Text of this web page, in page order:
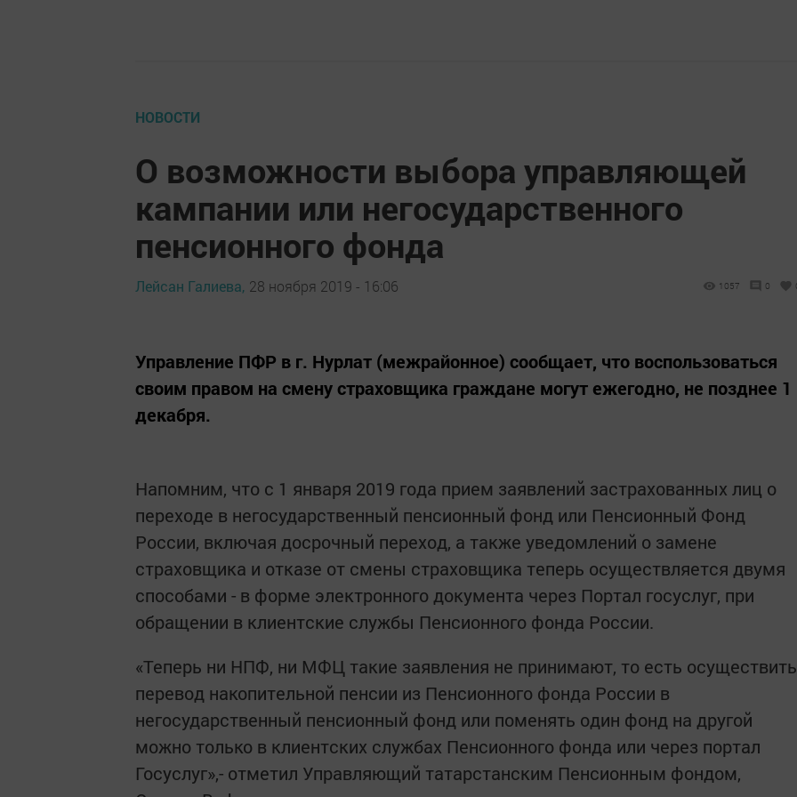
НОВОСТИ
О возможности выбора управляющей
кампании или негосударственного
пенсионного фонда
Лейсан Галиева, 28 ноября 2019 - 16:06 1057 0
Управление ПФР в г. Нурлат (межрайонное) сообщает, что воспользоваться
своим правом на смену страховщика граждане могут ежегодно, не позднее 1
декабря.
Напомним, что с 1 января 2019 года прием заявлений застрахованных лиц о
переходе в негосударственный пенсионный фонд или Пенсионный Фонд
России, включая досрочный переход, а также уведомлений о замене
страховщика и отказе от смены страховщика теперь осуществляется двумя
способами - в форме электронного документа через Портал госуслуг, при
обращении в клиентские службы Пенсионного фонда России.
«Теперь ни НПФ, ни МФЦ такие заявления не принимают, то есть осуществить
перевод накопительной пенсии из Пенсионного фонда России в
негосударственный пенсионный фонд или поменять один фонд на другой
можно только в клиентских службах Пенсионного фонда или через портал
Госуслуг»,- отметил Управляющий татарстанским Пенсионным фондом,